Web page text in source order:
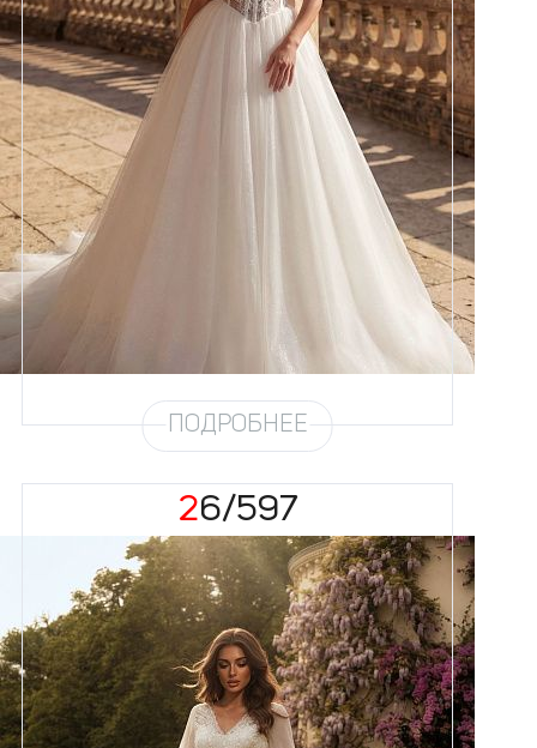
Размеры
42, 44, 46, 48, 50, 52, 54, 56
Цвет
Силуэт
Кружево
ПОДРОБНЕЕ
26/597